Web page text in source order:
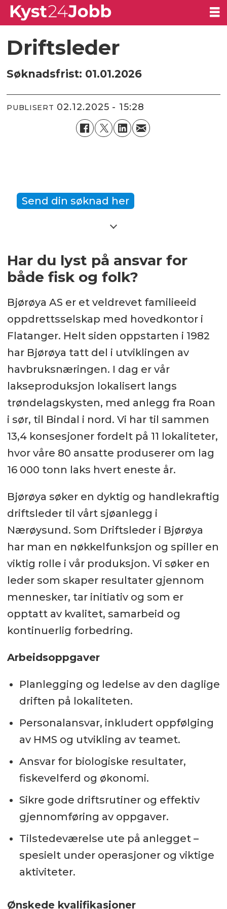
Driftsleder
Søknadsfrist: 01.01.2026
PUBLISERT 02.12.2025 - 15:28
Send din søknad her
1. januar 2026
Arbeidssted:
Rørvik
Nettside:
https://www.bjoroya.no/
Kontakt:
Driftssjef Ken Sverre Høstland
Mobil:97 48 94 03
Har du lyst på ansvar for
både fisk og folk?
Bjørøya AS er et veldrevet familieeid
oppdrettsselskap med hovedkontor i
Flatanger. Helt siden oppstarten i 1982
har Bjørøya tatt del i utviklingen av
havbruksnæringen. I dag er vår
lakseproduksjon lokalisert langs
trøndelagskysten, med anlegg fra Roan
i sør, til Bindal i nord. Vi har til sammen
13,4 konsesjoner fordelt på 11 lokaliteter,
hvor våre 80 ansatte produserer om lag
16 000 tonn laks hvert eneste år.
Bjørøya søker en dyktig og handlekraftig
driftsleder til vårt sjøanlegg i
Nærøysund. Som Driftsleder i Bjørøya
har man en nøkkelfunksjon og spiller en
viktig rolle i vår produksjon. Vi søker en
leder som skaper resultater gjennom
mennesker, tar initiativ og som er
opptatt av kvalitet, samarbeid og
kontinuerlig forbedring.
Arbeidsoppgaver
Planlegging og ledelse av den daglige
driften på lokaliteten.
Personalansvar, inkludert oppfølging
av HMS og utvikling av teamet.
Ansvar for biologiske resultater,
fiskevelferd og økonomi.
Sikre gode driftsrutiner og effektiv
gjennomføring av oppgaver.
Tilstedeværelse ute på anlegget –
spesielt under operasjoner og viktige
aktiviteter.
Ønskede kvalifikasjoner